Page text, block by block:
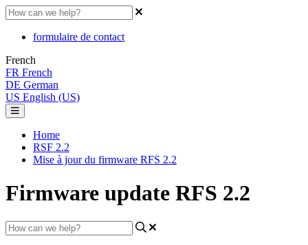
formulaire de contact
French
FR French
DE German
US English (US)
Home
RSF 2.2
Mise à jour du firmware RFS 2.2
Firmware update RFS 2.2